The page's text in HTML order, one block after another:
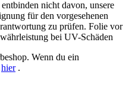
nicht davon, unsere
für den vorgesehenen
zu prüfen. Folie vor
bei UV-Schäden
Wenn du ein
hier.